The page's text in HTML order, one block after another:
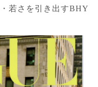
若さを引き出すBHY